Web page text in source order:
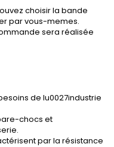
choisir la bande
par vous-memes.
sera réalisée
de lu0027industrie
chocs et
par la résistance